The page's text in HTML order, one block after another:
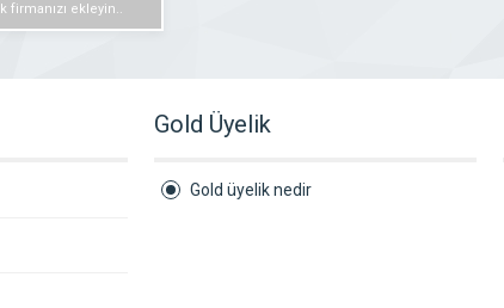
firmanızı ekleyin..
Gold Üyelik
Gold üyelik nedir